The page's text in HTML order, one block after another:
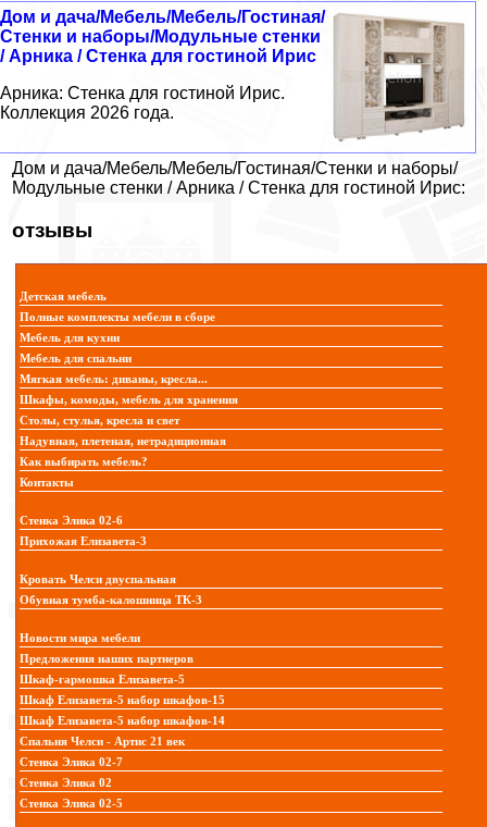
Дом и дача/Мебель/Мебель/Гостиная/
Стенки и наборы/Модульные стенки
/ Арника / Стенка для гостиной Ирис
Арника: Стенка для гостиной Ирис.
Коллекция 2026 года.
Дом и дача/Мебель/Мебель/Гостиная/Стенки и наборы/
Модульные стенки / Арника / Стенка для гостиной Ирис:
отзывы
Детская мебель
Полные комплекты мебели в сборе
Мебель для кухни
Мебель для спальни
Мягкая мебель: диваны, кресла...
Шкафы, комоды, мебель для хранения
Столы, стулья, кресла и свет
Надувная, плетеная, нетрадиционная
Как выбирать мебель?
Контакты
Стенка Элика 02-6
Прихожая Елизавета-3
Кровать Челси двуспальная
Обувная тумба-калошница ТК-3
Новости мира мебели
Предложения наших партнеров
Шкаф-гармошка Елизавета-5
Шкаф Елизавета-5 набор шкафов-15
Шкаф Елизавета-5 набор шкафов-14
Спальня Челси - Артис 21 век
Стенка Элика 02-7
Стенка Элика 02
Стенка Элика 02-5